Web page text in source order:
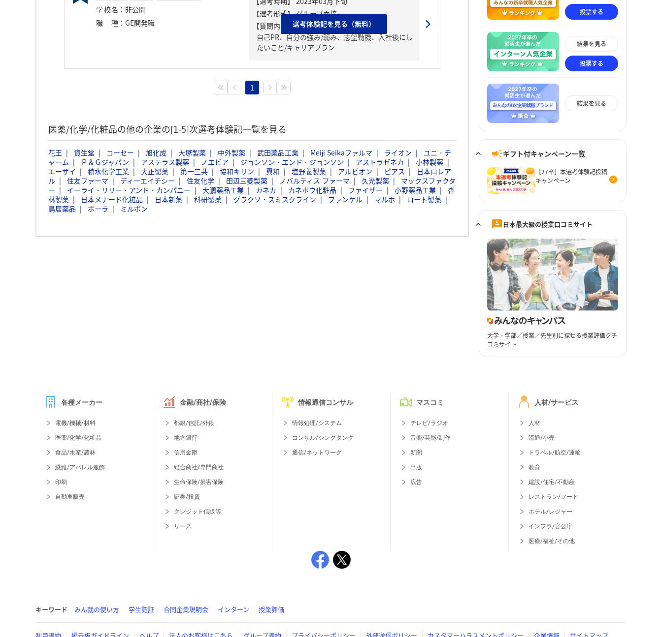
学校名 ： 非公開
職種 ： GE開発職
【質問内容・課題】
自己PR、自分の強み/弱み、志望動機、入社後にし
たいこと/キャリアプラン
選考体験記を見る（無料）
1
医薬/化学/化粧品の他の企業の[1-5]次選考体験記一覧を見る
花王 資生堂 コーセー 旭化成 大塚製薬 中外製薬 武田薬品工業 Meiji Seikaファルマ ライオン
ユニ・チ
ャーム
Ｐ＆Ｇジャパン アステラス製薬 ノエビア ジョンソン・エンド・ジョンソン アストラゼネカ
小林製薬
エーザイ
積水化学工業 大正製薬 第一三共 協和キリン 興和 塩野義製薬 アルビオン ピアス
日本ロレア
ル
住友ファーマ ディーエイチシー 住友化学 田辺三菱製薬 ノバルティス ファーマ 久光製薬
マックスファクタ
ー
イーライ・リリー・アンド・カンパニー 大鵬薬品工業 カネカ カネボウ化粧品 ファイザー 小野薬品工業
杏
林製薬
日本メナード化粧品 日本新薬 科研製薬 グラクソ・スミスクライン ファンケル マルホ
ロート製薬
鳥居薬品
ポーラ ミルボン
投票する
結果を見る
投票する
結果を見る
ギフト付キャンペーン一覧
［27卒］本選考体験記投稿
キャンペーン
日本最大級の授業口コミサイト
大学・学部／授業／先生別に探せる授業評価クチ
コミサイト
各種メーカー
電機/機械/材料
医薬/化学/化粧品
食品/水産/農林
繊維/アパレル服飾
印刷
自動車販売
金融/商社/保険
都銀/信託/外銀
地方銀行
信用金庫
総合商社/専門商社
生命保険/損害保険
証券/投資
クレジット信販等
リース
情報通信コンサル
情報処理/システム
コンサル/シンクタンク
通信/ネットワーク
マスコミ
テレビ/ラジオ
音楽/芸能/制作
新聞
出版
広告
人材/サービス
人材
流通/小売
トラベル/航空/運輸
教育
建設/住宅/不動産
レストラン/フード
ホテル/レジャー
インフラ/官公庁
医療/福祉/その他
キーワード みん就の使い方 学生認証 合同企業説明会 インターン 授業評価